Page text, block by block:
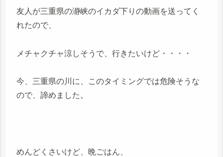
友人が三重県の瀞峡のイカダ下りの動画を送ってく
れたので、
メチャクチャ涼しそうで、行きたいけど・・・・
今、三重県の川に、このタイミングでは危険そうな
ので、諦めました。
めんどくさいけど、晩ごはん、